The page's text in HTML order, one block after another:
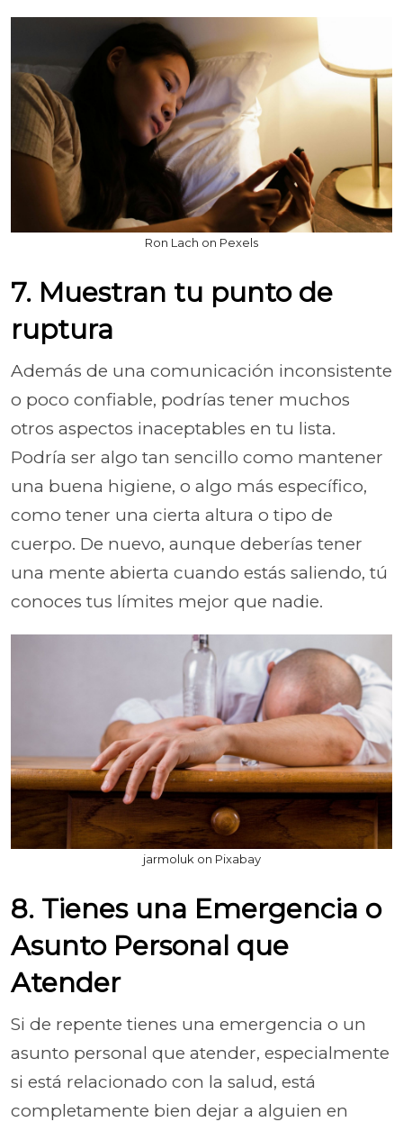
Ron Lach on Pexels
7. Muestran tu punto de
ruptura
Además de una comunicación inconsistente
o poco confiable, podrías tener muchos
otros aspectos inaceptables en tu lista.
Podría ser algo tan sencillo como mantener
una buena higiene, o algo más específico,
como tener una cierta altura o tipo de
cuerpo. De nuevo, aunque deberías tener
una mente abierta cuando estás saliendo, tú
conoces tus límites mejor que nadie.
jarmoluk on Pixabay
8. Tienes una Emergencia o
Asunto Personal que
Atender
Si de repente tienes una emergencia o un
asunto personal que atender, especialmente
si está relacionado con la salud, está
completamente bien dejar a alguien en